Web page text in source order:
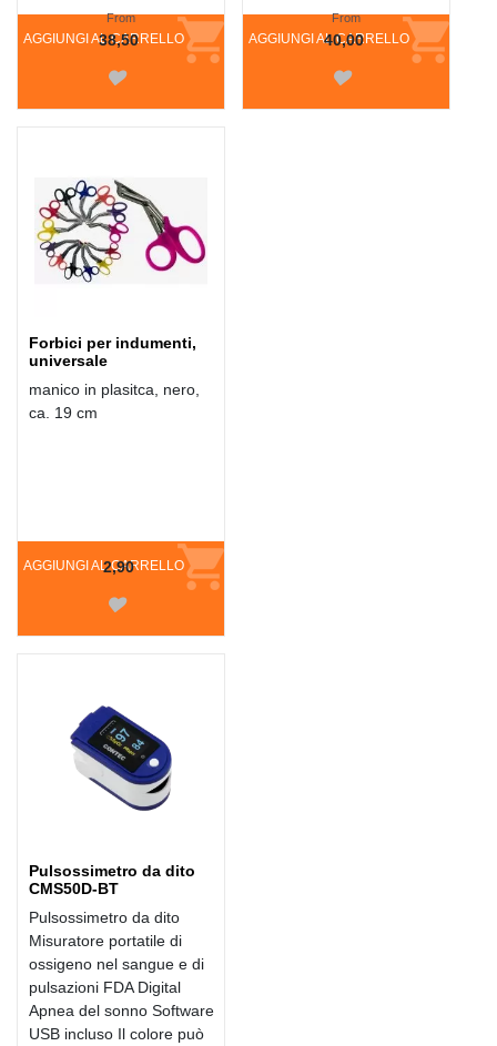
AGGIUNGI AL CARRELLO
From
38,50 AGGIUNGI AL CARRELLO
From
40,00
Forbici per indumenti,
universale
manico in plasitca, nero,
ca. 19 cm
AGGIUNGI AL CARRELLO
2,90
Pulsossimetro da dito
CMS50D-BT
Pulsossimetro da dito
Misuratore portatile di
ossigeno nel sangue e di
pulsazioni FDA Digital
Apnea del sonno Software
USB incluso Il colore può